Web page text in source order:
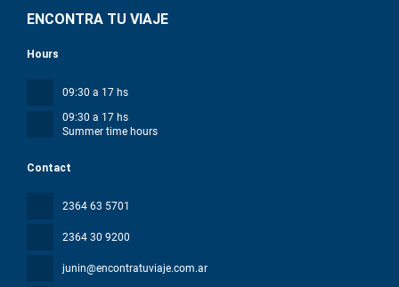
ENCONTRA TU VIAJE
Contact
2364 63 5701
2364 30 9200
junin@encontratuviaje.com.ar
Hours
09:30 a 17 hs
09:30 a 17 hs
Summer time hours